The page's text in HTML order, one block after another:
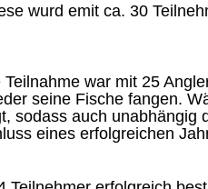
wurd emit ca. 30
war mit 25
seine Fische fangen.
sodass auch unabhängig
eines erfolgreichen